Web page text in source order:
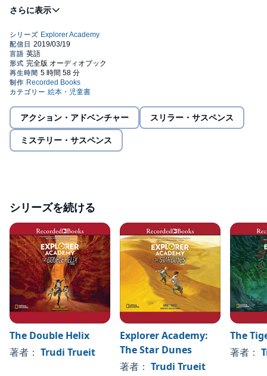
mission to uncover the first piece of an important puzzle his
mother left behind.
Explorer Academy series, Cruz, Sailor, and Emmett, along with
their new ally Bryndis, embark on their first globe-trotting mission
aboard the ship
starts using the latest technology in submersible underwater
dives, but is soon reminded of the dangers of exploration when
his equipment fails and he almost drowns.
Determined to keep his eyes on the prize, Cruz sneaks away to
try to find answers, but unknowingly lures his friends into bigger
Cruz's luck really seems about to run out and the questions
multiply. What does the message mean? Where will it lead? Who
is following him? And why?
This captivating book is the sequel every Explorer Academy fan is
waiting to hear!
アクション・アドベンチャー スリラー・サスペンス
ミステリー・サスペンス
シリーズを続ける
The Double Helix
著者： Trudi Trueit
Explorer Academy:
The Star Dunes
著者： Trudi Trueit
The
著者：